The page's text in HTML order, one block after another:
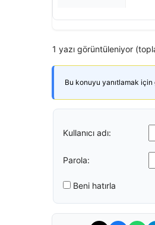
1 yazı görüntüleniyor
Bu konuyu yanıtlamak için
Kullanıcı adı:
Parola:
Beni hatırla